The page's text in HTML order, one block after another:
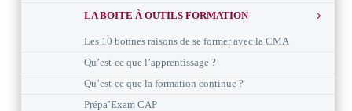
LA BOITE À OUTILS FORMATION
Les 10 bonnes raisons de se former avec la CMA
Qu’est-ce que l’apprentissage ?
Qu’est-ce que la formation continue ?
Prépa’Exam CAP